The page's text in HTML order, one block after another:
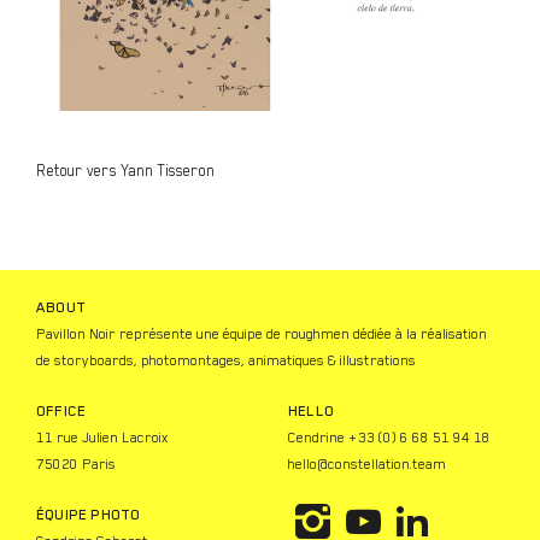
Retour vers Yann Tisseron
ABOUT
Pavillon Noir représente une équipe de roughmen dédiée à la réalisation
de storyboards, photomontages, animatiques & illustrations
OFFICE
11 rue Julien Lacroix
75020 Paris
HELLO
Cendrine +33 (0) 6 68 51 94 18
hello@constellation.team
ÉQUIPE PHOTO
Y L